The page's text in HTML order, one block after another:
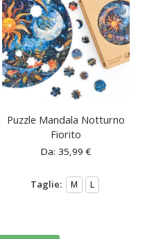
Puzzle Mandala Notturno
Fiorito
Da: 35,99€
Taglie: M L